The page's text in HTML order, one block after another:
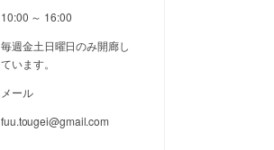
10:00 ～ 16:00
毎週金土日曜日のみ開廊し
ています。
メール
fuu.tougei@gmail.com